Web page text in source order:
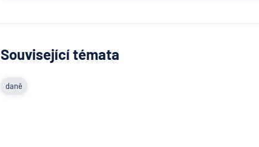
Související témata
daně